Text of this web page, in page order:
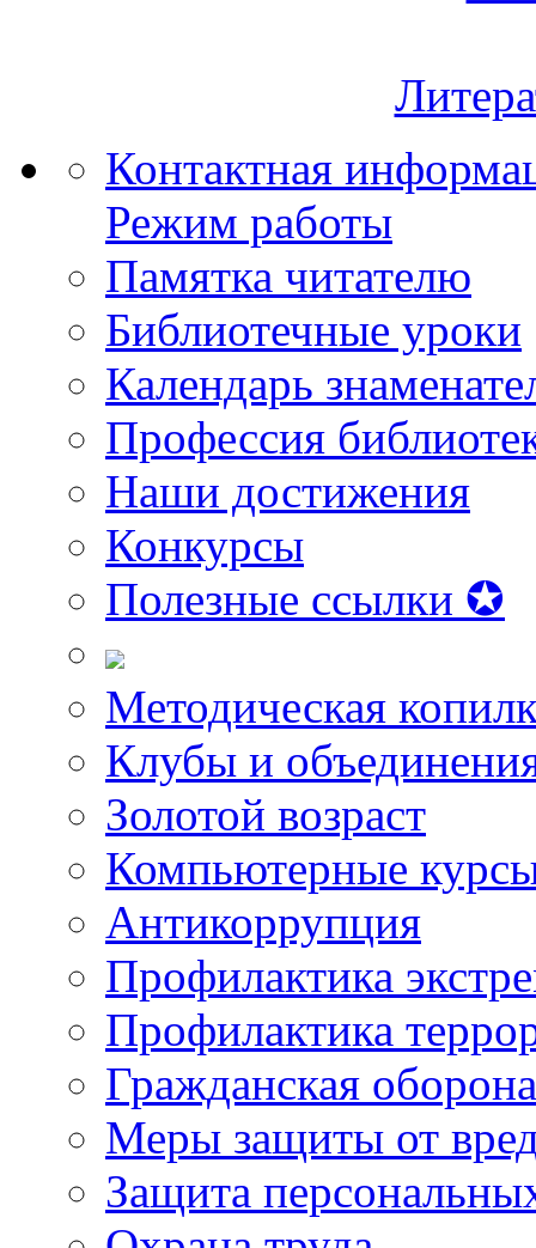
Контактная
Режим работы
Памятка читателю
Библиотечные уроки
Календарь
Профессия
Наши достижения
Конкурсы
Полезные ссылки ✪
Методическая
Клубы и
Золотой возраст
Компьютерные
Антикоррупция
Профилактика
Профилактика
Гражданская оборона
Меры защиты от
Защита